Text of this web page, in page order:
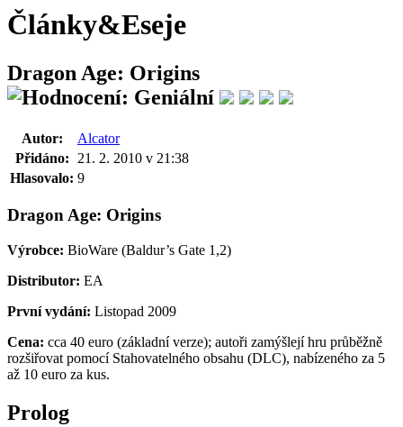
Články&Eseje
Dragon Age: Origins
Autor:
Alcator
Přidáno:
21. 2. 2010 v 21:38
Hlasovalo: 9
Dragon Age: Origins
Výrobce: BioWare (Baldur’s Gate 1,2)
Distributor: EA
První vydání: Listopad 2009
Cena: cca 40 euro (základní verze); autoři zamýšlejí hru průběžně
rozšiřovat pomocí Stahovatelného obsahu (DLC), nabízeného za 5
až 10 euro za kus.
Prolog